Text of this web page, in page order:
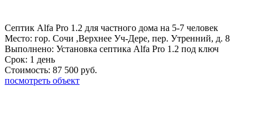
Септик Alfa Pro 1.2 для частного дома на 5-7 человек
Место: гор. Сочи ,Верхнее Уч-Дере, пер. Утренний, д. 8
Выполнено: Установка септика Alfa Pro 1.2 под ключ
Срок: 1 день
Стоимость: 87 500 руб.
посмотреть объект